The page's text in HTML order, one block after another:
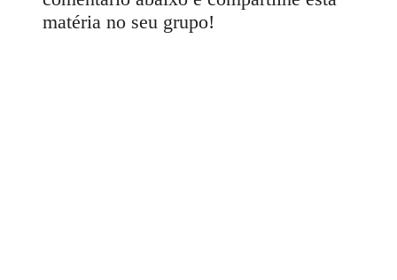
matéria no seu grupo!